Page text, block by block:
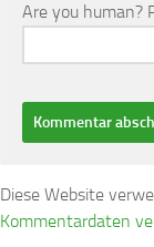
Are you human?
Diese Website
Kommentardaten